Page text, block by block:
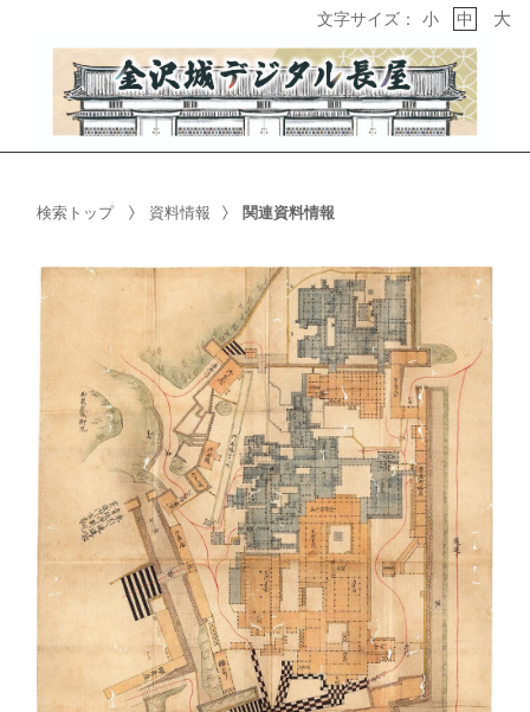
文字サイズ： 小 中 大
検索トップ 資料情報 関連資料情報